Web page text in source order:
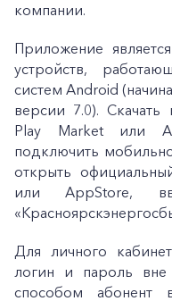
компании.
Приложение
устройств,
систем Android
версии 7.0).
Play Market или
подключить
открыть
или AppStore,
Для личного
логин и пароль вне
способом абонент